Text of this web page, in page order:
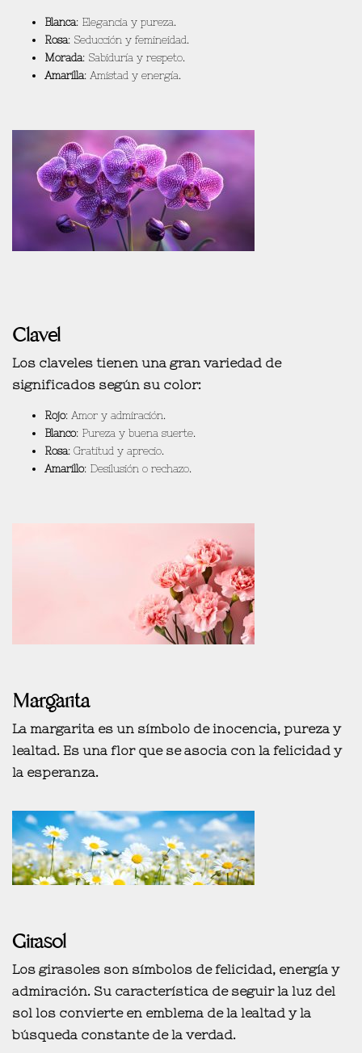
Blanca: Elegancia y pureza.
Rosa: Seducción y femineidad.
Morada: Sabiduría y respeto.
Amarilla: Amistad y energía.
Clavel
Los claveles tienen una gran variedad de
significados según su color:
Rojo: Amor y admiración.
Blanco: Pureza y buena suerte.
Rosa: Gratitud y aprecio.
Amarillo: Desilusión o rechazo.
Margarita
La margarita es un símbolo deinocencia, pureza y
lealtad. Es una flor que se asocia con la felicidad y
la esperanza.
Girasol
Los girasoles son símbolos defelicidad, energía y
admiración. Su característica de seguir la luz del
sol los convierte en emblema de la lealtad y la
búsqueda constante de la verdad.